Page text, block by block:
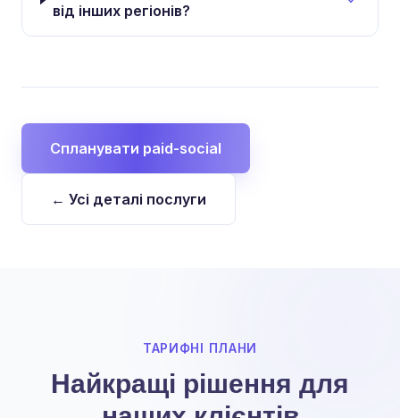
від інших регіонів?
Спланувати paid-social
← Усі деталі послуги
ТАРИФНІ ПЛАНИ
Найкращі рішення для